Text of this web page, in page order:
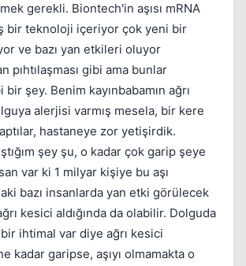
gerekli. Biontech'in aşısı mRNA
bir teknoloji içeriyor çok yeni bir
ve bazı yan etkileri oluyor
pıhtılaşması gibi ama bunlar
şey. Benim kayınbabamın ağrı
alerjisi varmış mesela, bir kere
hastaneye zor yetişirdik.
şey şu, o kadar çok garip şeye
var ki 1 milyar kişiye bu aşı
bazı insanlarda yan etki görülecek
kesici aldığında da olabilir. Dolguda
ihtimal var diye ağrı kesici
kadar garipse, aşıyı olmamakta o